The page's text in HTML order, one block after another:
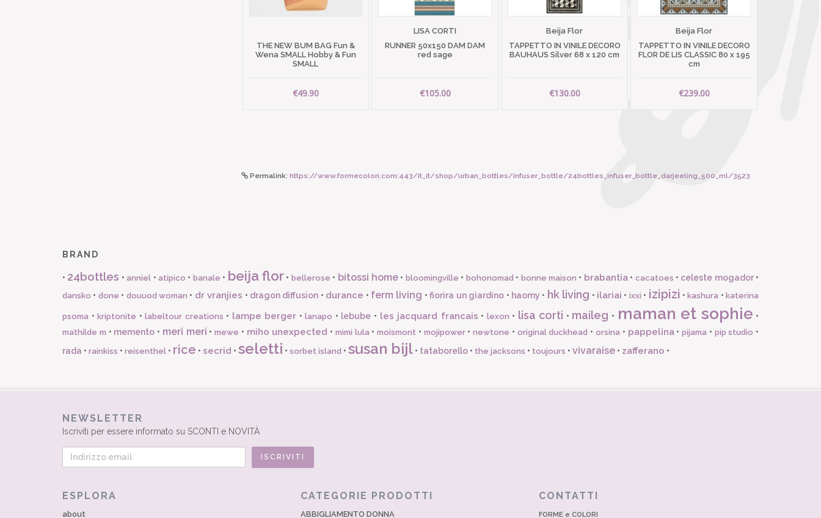
THE NEW BUM BAG Fun &
Wena SMALL Hobby & Fun
SMALL
€49.90
LISA CORTI
RUNNER 50x150 DAM DAM
red sage
€105.00
Beija Flor
TAPPETTO IN VINILE DECORO
BAUHAUS Silver 68 x 120 cm
€130.00
Beija Flor
TAPPETTO IN VINILE DECORO
FLOR DE LIS CLASSIC 80 x 195
cm
€239.00
Permalink: https://www.formecolori.com:443/it_it/shop/urban_bottles/infuser_bottle/24bottles_infuser_bottle_darjeeling_500_ml/3523
BRAND
• 24bottles •anniel •atipico • banale • beija flor • bellerose • bitossi home • bloomingville • bohonomad • bonne maison • brabantia• cacatoes • celeste mogador•
dansko • done • douuod woman • dr vranjies • dragon diffusion • durance • ferm living •fiorira un giardino • haomy • hk living • ilariai • ixxi • izipizi •kashura •katerina
psoma •kriptonite •labeltour creations • lampe berger •lanapo • lebube • les jacquard francais • lexon • lisa corti • maileg • maman et sophie •
mathilde m • memento • meri meri •mewe • miho unexpected • mimi lula •moismont • mojipower•newtone • original duckhead • orsina • pappelina•pijama • pip studio •
rada • rainkiss • reisenthel • rice • secrid • seletti • sorbet island • susan bijl • tataborello • the jacksons • toujours • vivaraise • zafferano •
NEWSLETTER
Iscriviti per essere informato su SCONTI e NOVITÀ
ESPLORA
about
CATEGORIE PRODOTTI
ABBIGLIAMENTO DONNA
CONTATTI
FORME e COLORI